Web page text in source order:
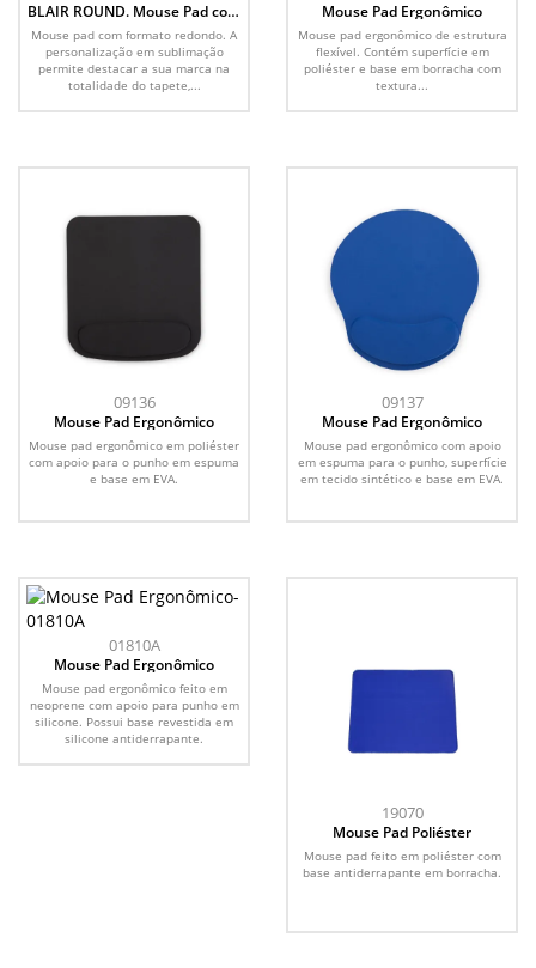
BLAIR ROUND. Mouse Pad com
formato redondo e base em
borracha
Mouse pad com formato redondo. A
personalização em sublimação
permite destacar a sua marca na
totalidade do tapete,...
Mouse Pad Ergonômico
Mouse pad ergonômico de estrutura
flexível. Contém superfície em
poliéster e base em borracha com
textura...
09136
Mouse Pad Ergonômico
Mouse pad ergonômico em poliéster
com apoio para o punho em espuma
e base em EVA.
09137
Mouse Pad Ergonômico
Mouse pad ergonômico com apoio
em espuma para o punho, superfície
em tecido sintético e base em EVA.
01810A
Mouse Pad Ergonômico
Mouse pad ergonômico feito em
neoprene com apoio para punho em
silicone. Possui base revestida em
silicone antiderrapante.
19070
Mouse Pad Poliéster
Mouse pad feito em poliéster com
base antiderrapante em borracha.